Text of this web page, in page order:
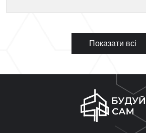
Показати всі